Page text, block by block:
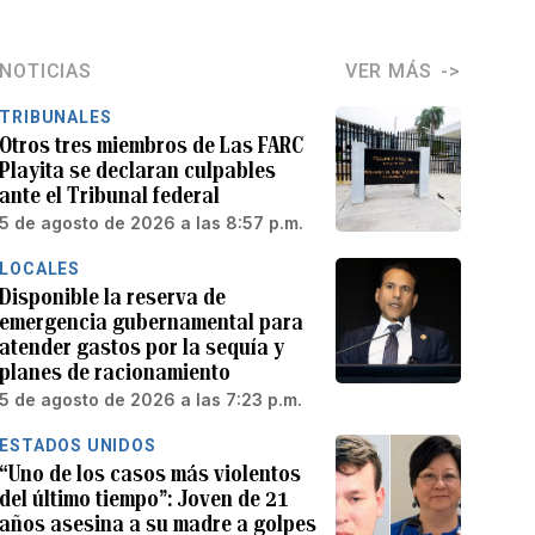
NOTICIAS VER MÁS
TRIBUNALES
Otros tres miembros de Las FARC
Playita se declaran culpables
ante el Tribunal federal
5 de agosto de 2026 a las 8:57 p.m.
LOCALES
Disponible la reserva de
emergencia gubernamental para
atender gastos por la sequía y
planes de racionamiento
5 de agosto de 2026 a las 7:23 p.m.
ESTADOS UNIDOS
“Uno de los casos más violentos
del último tiempo”: Joven de 21
años asesina a su madre a golpes